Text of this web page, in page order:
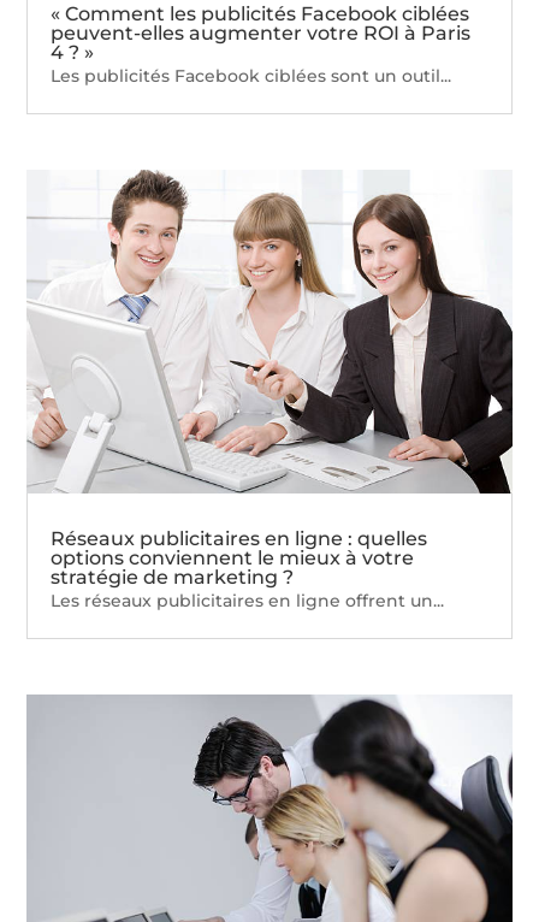
« Comment les publicités Facebook ciblées
peuvent-elles augmenter votre ROI à Paris
4 ? »
Les publicités Facebook ciblées sont un outil...
Réseaux publicitaires en ligne : quelles
options conviennent le mieux à votre
stratégie de marketing ?
Les réseaux publicitaires en ligne offrent un...